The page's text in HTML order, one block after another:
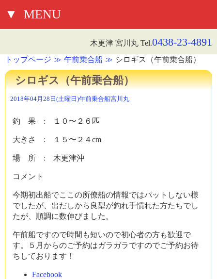
▼ MENU
木更津 宮川丸 Tel.0438-23-4891
トップページ 午前乗合船 シロギス（午前乗合船）
シロギス（午前乗合船）
2018年04月28日(土曜日)午前乗合船宮川丸
釣 果 : １０〜２６匹
大きさ : １５〜２４cm
場 所 : 木更津沖
コメント
今期初出船でここの所僚船の情報ではパットしない様
でしたが、出だしから良型が釣れ手慣れた方たちでし
たが、順調に数伸びました。
午前船ですので時間も短いので初心者の方も歓迎で
す。５月からのご予約はガラガラですのでご予約お待
ちしております！
Facebook